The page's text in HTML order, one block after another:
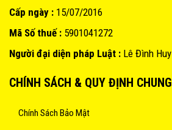
Cấp ngày : 15/07/2016
Mã Số thuế : 5901041272
Người đại diện pháp Luật : Lê Đình Huy
CHÍNH SÁCH & QUY ĐỊNH CHUNG
Chính Sách Bảo Mật